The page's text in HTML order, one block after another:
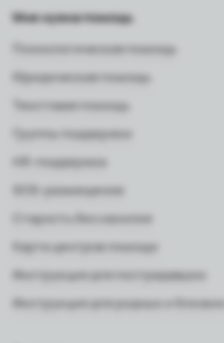
Мне нужна помощь
Психологическая помощь
Юридическая помощь
Текстовая помощь
Группы поддержки
HR-поддержка
SOS-размещение
Старость без насилия
Карта центров помощи
Инструкция для пострадавших
Инструкция для родных и близких